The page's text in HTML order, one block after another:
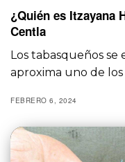
¿Quién es Itzayana
Centla
Los tabasqueños
aproxima uno de
FEBRERO 6, 2024